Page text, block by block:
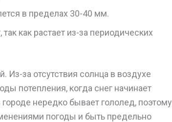
в пределах 30-40 мм.
как растает из-за периодических
за отсутствия солнца в воздухе
потепления, когда снег начинает
нередко бывает гололед, поэтому
погоды и быть предельно